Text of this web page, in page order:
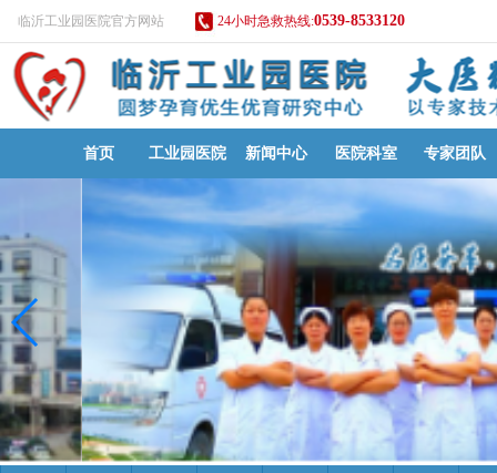
临沂工业园医院官方网站 24小时急救热线:0539-8533120
首页 工业园医院 新闻中心 医院科室 专家团队